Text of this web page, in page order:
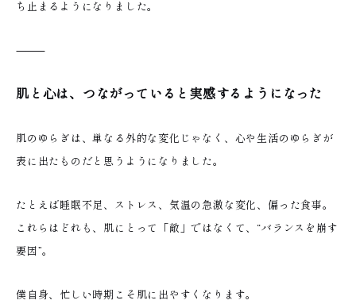
ち止まるようになりました。
⸻
肌と心は、つながっていると実感するようになった
肌のゆらぎは、単なる外的な変化じゃなく、心や生活のゆらぎが
表に出たものだと思うようになりました。
たとえば睡眠不足、ストレス、気温の急激な変化、偏った食事。
これらはどれも、肌にとって「敵」ではなくて、“バランスを崩す
要因”。
僕自身、忙しい時期こそ肌に出やすくなります。